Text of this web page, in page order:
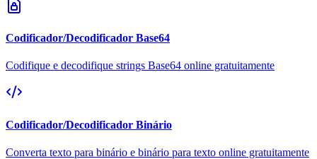
Codificador/Decodificador Base64
Codifique e decodifique strings Base64 online gratuitamente
Codificador/Decodificador Binário
Converta texto para binário e binário para texto online gratuitamente